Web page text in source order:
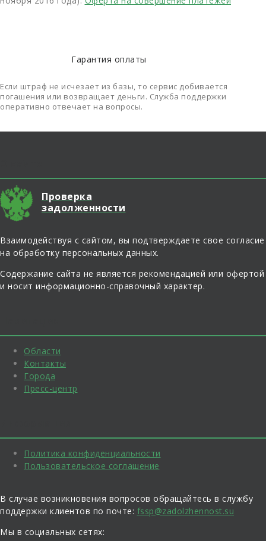
Гарантия оплаты
Если штраф не исчезает из базы, то сервис добивается
погашения или возвращает деньги. Служба поддержки
оперативно отвечает на вопросы.
Проверка
задолженности
Взаимодействуя с сайтом, вы подтверждаете свое согласие
на обработку персональных данных.
Содержание сайта не является рекомендацией или офертой
и носит информационно-справочный характер.
Области
Контакты
Города
Пресс-центр
Политика конфиденциальности
Пользовательское соглашение
В случае возникновения вопросов обращайтесь в службу
поддержки клиентов по почте: fssp@zadolzhennost.su
Мы в социальных сетях: